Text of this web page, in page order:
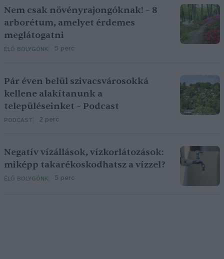
Nem csak növényrajongóknak! – 8
arborétum, amelyet érdemes
meglátogatni
ÉLŐ BOLYGÓNK 5 perc
Pár éven belül szivacsvárosokká
kellene alakítanunk a
településeinket – Podcast
PODCAST 2 perc
Negatív vízállások, vízkorlátozások:
miképp takarékoskodhatsz a vízzel?
ÉLŐ BOLYGÓNK 5 perc